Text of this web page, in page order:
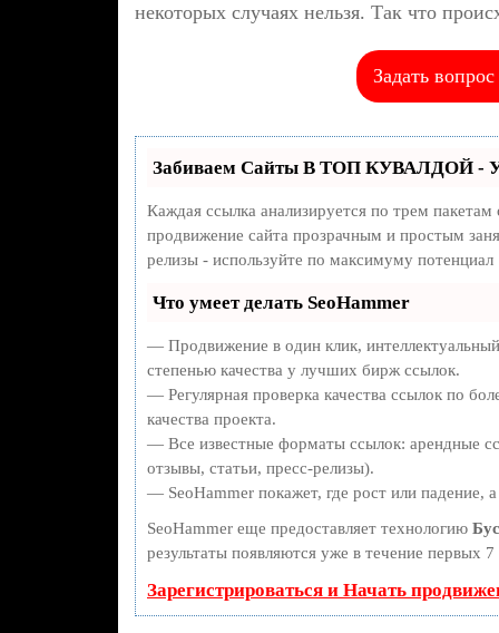
некоторых случаях нельзя. Так что
Задать
Забиваем Сайты В ТОП КУВАЛДОЙ -
Каждая ссылка анализируется по трем
продвижение сайта прозрачным и простым
релизы - используйте по максимуму
Что умеет делать SeoHammer
— Продвижение в один клик,
степенью качества у лучших бирж ссылок.
— Регулярная проверка качества ссылок по
качества проекта.
— Все известные форматы ссылок: арендные
отзывы, статьи, пресс-релизы).
— SeoHammer покажет, где рост или падение,
SeoHammer еще предоставляет технологию
результаты появляются уже в течение первых
Зарегистрироваться и Начать